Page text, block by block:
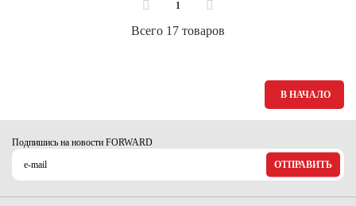
1
Всего 17 товаров
В НАЧАЛО
Подпишись на новости FORWARD
ОТПРАВИТЬ